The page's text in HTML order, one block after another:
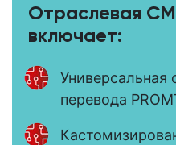
Отраслевая
включает:
Универсальная
перевода